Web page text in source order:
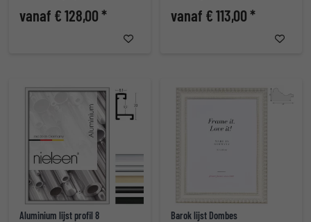
vanaf € 128,00 * vanaf € 113,00 *
Aluminium lijst profil 8 Barok lijst Dombes